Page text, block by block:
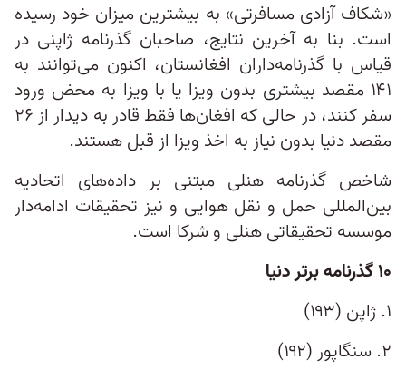
«شکاف آزادی مسافرتی» به بیشترین میزان خود رسیده
است. بنا به آخرین نتایج، صاحبان گذرنامه ژاپنی در
قیاس با گذرنامه‌داران افغانستان، اکنون می‌توانند به
۱۴۱ مقصد بیشتری بدون ویزا یا با ویزا به محض ورود
سفر کنند، در حالی که افغان‌ها فقط قادر به دیدار از ۲۶
مقصد دنیا بدون نیاز به اخذ ویزا از قبل هستند.
شاخص گذرنامه هنلی مبتنی بر داده‌های اتحادیه
بین‌المللی حمل و نقل هوایی و نیز تحقیقات ادامه‌دار
موسسه تحقیقاتی هنلی و شرکا است.
۱۰ گذرنامه برتر دنیا
۱. ژاپن (۱۹۳)
۲. سنگاپور (۱۹۲)